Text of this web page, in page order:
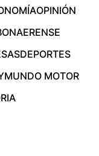
OPINIÓN
DEPORTES
MUNDO MOTOR